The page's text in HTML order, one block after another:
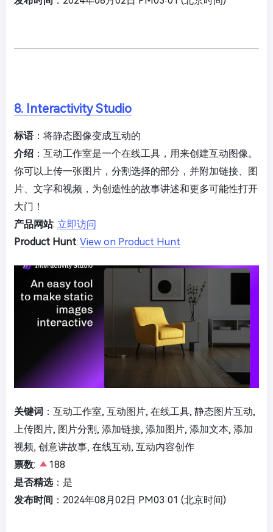
8. Interactivity Studio
标语：将静态图像变成互动的
介绍 ：互动工作室是一个在线工具，用来创建互动图像。
你可以上传一张图片，分割选择的部分，并附加链接、图
片、文字和视频，为创造性的故事讲述和更多可能性打开
大门！
产品网站: 立即访问
Product Hunt: View on Product Hunt
关键词 ：互动工作室, 互动图片, 在线工具, 静态图片互动,
上传图片, 图片分割, 添加链接, 添加图片, 添加文本, 添加
视频, 创意讲故事, 在线互动, 互动内容创作
票数:
188
是否精选：是
发布时间 ：2024年08月02日 PM03:01 (北京时间)